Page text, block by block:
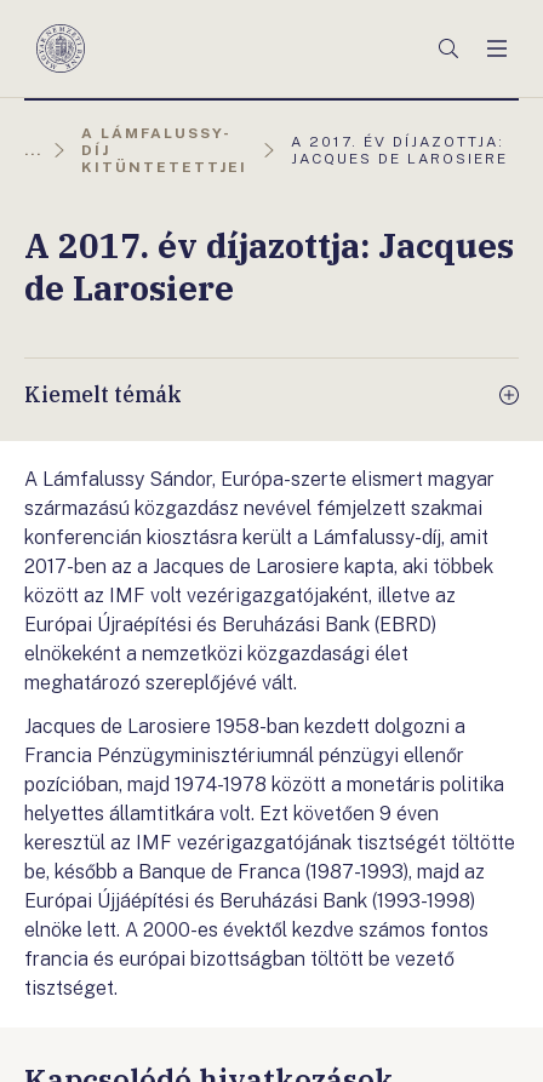
Magyar
Keresés
...
A LÁMFALUSSY-
DÍJ
KITÜNTETETTJEI
AKTUÁLIS
OLDAL:
A 2017. ÉV DÍJAZOTTJA:
JACQUES DE LAROSIERE
A 2017. év díjazottja: Jacques
de Larosiere
Kiemelt témák
A Lámfalussy Sándor, Európa-szerte elismert magyar
származású közgazdász nevével fémjelzett szakmai
konferencián kiosztásra került a Lámfalussy-díj, amit
2017-ben az a Jacques de Larosiere kapta, aki többek
között az IMF volt vezérigazgatójaként, illetve az
Európai Újraépítési és Beruházási Bank (EBRD)
elnökeként a nemzetközi közgazdasági élet
meghatározó szereplőjévé vált.
Jacques de Larosiere 1958-ban kezdett dolgozni a
Francia Pénzügyminisztériumnál pénzügyi ellenőr
pozícióban, majd 1974-1978 között a monetáris politika
helyettes államtitkára volt. Ezt követően 9 éven
keresztül az IMF vezérigazgatójának tisztségét töltötte
be, később a Banque de Franca (1987-1993), majd az
Európai Újjáépítési és Beruházási Bank (1993-1998)
elnöke lett. A 2000-es évektől kezdve számos fontos
francia és európai bizottságban töltött be vezető
tisztséget.